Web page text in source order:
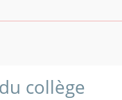
collège